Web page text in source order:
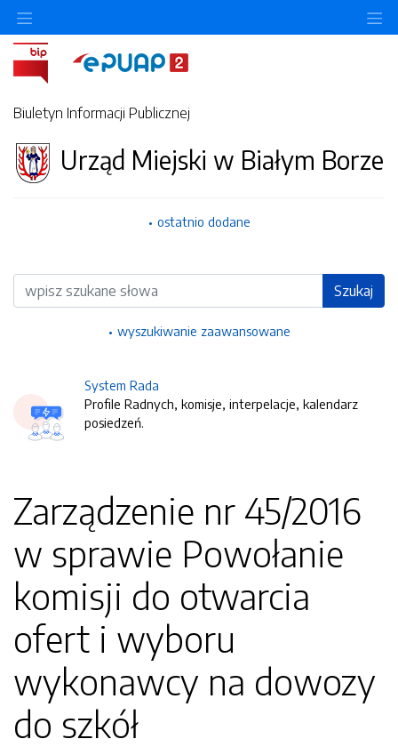
Biuletyn Informacji Publicznej
Urząd Miejski w Białym Borze
ostatnio dodane
Wyszukiwarka Szukaj
wyszukiwanie zaawansowane
System Rada
Profile Radnych, komisje, interpelacje, kalendarz
posiedzeń.
Zarządzenie nr 45/2016
w sprawie Powołanie
komisji do otwarcia
ofert i wyboru
wykonawcy na dowozy
do szkół